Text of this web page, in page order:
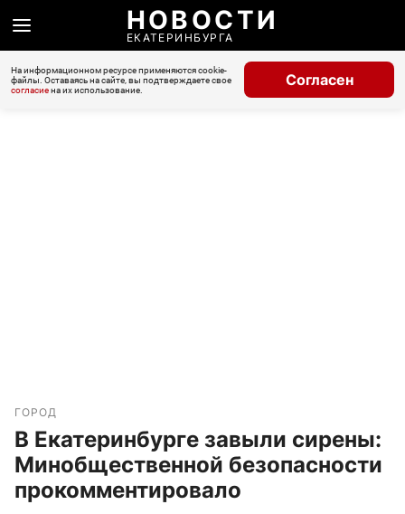
НОВОСТИ
ЕКАТЕРИНБУРГА
На информационном ресурсе применяются cookie-
файлы. Оставаясь на сайте, вы подтверждаете свое
согласиена их использование.
Согласен
ГОРОД
В Екатеринбурге завыли сирены:
Минобщественной безопасности
прокомментировало